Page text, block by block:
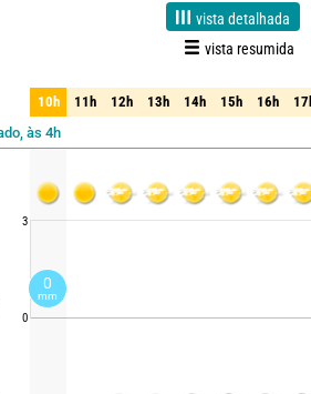
vista detalhada
vista resumida
Fiabilidade 90%
às 4h
3
0
10h 11h 12h 13h 14h 15h 16h
10h 11h 12h 13h 14h 15h 16h
0
mm